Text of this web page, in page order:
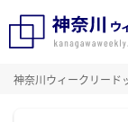
神奈川ウィークリード